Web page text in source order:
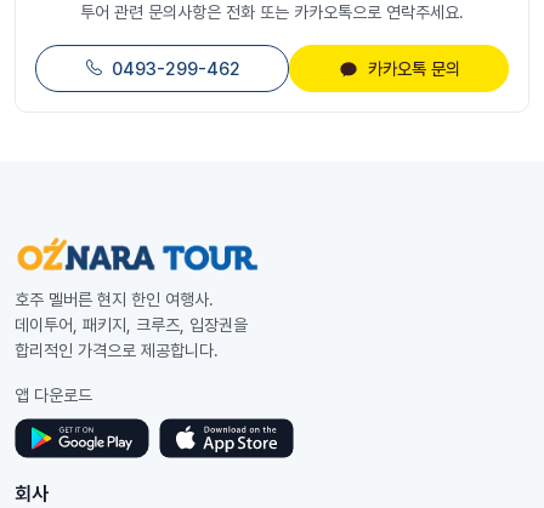
투어 관련 문의사항은 전화 또는 카카오톡으로 연락주세요.
0493-299-462 카카오톡 문의
호주 멜버른 현지 한인 여행사.
데이투어, 패키지, 크루즈, 입장권을
합리적인 가격으로 제공합니다.
앱 다운로드
회사